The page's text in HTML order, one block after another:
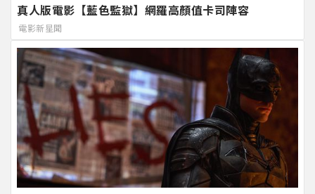
真人版電影【藍色監獄】網羅高顏值卡司陣容
電影新星聞